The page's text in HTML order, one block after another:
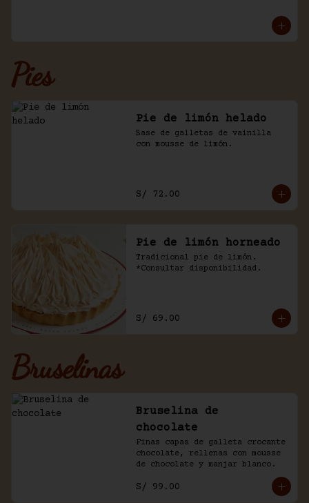
Pies
Pie de limón helado
Base de galletas de vainilla
con mousse de limón.
S/ 72.00
Pie de limón horneado
Tradicional pie de limón.
*Consultar disponibilidad.
S/ 69.00
Bruselinas
Bruselina de
chocolate
Finas capas de galleta crocante
chocolate, rellenas con mousse
de chocolate y manjar blanco.
S/ 99.00